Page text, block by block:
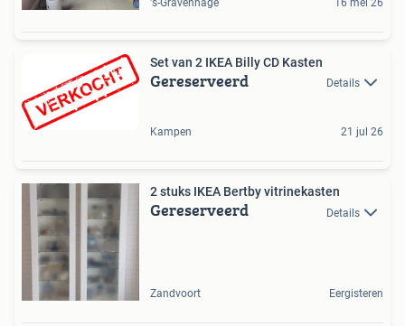
's-Gravenhage 16 mei 26
Set van 2 IKEA Billy CD Kasten
Gereserveerd Details
Kampen 21 jul 26
2 stuks IKEA Bertby vitrinekasten
Gereserveerd Details
Zandvoort Eergisteren